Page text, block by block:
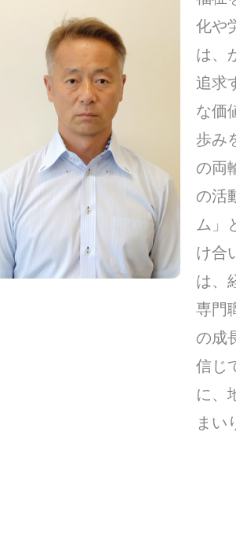
化や
は、
追求
な価
歩み
の両
の活
ム」
け合
は、
専門
の成
信じ
に、
まい